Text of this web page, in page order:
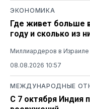
ЭКОНОМИКА
Где живет больше
году и сколько из
Миллиардеров в Израиле
08.08.2026 10:57
МЕЖДУНАРОДНЫЕ
С 7 октября Индия